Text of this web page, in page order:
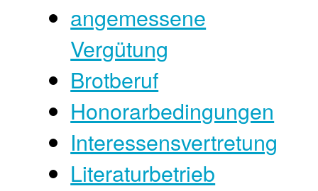
angemessene
Vergütung
Brotberuf
Honorarbedingungen
Interessensvertretung
Literaturbetrieb